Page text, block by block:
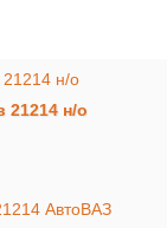
21214 н/о